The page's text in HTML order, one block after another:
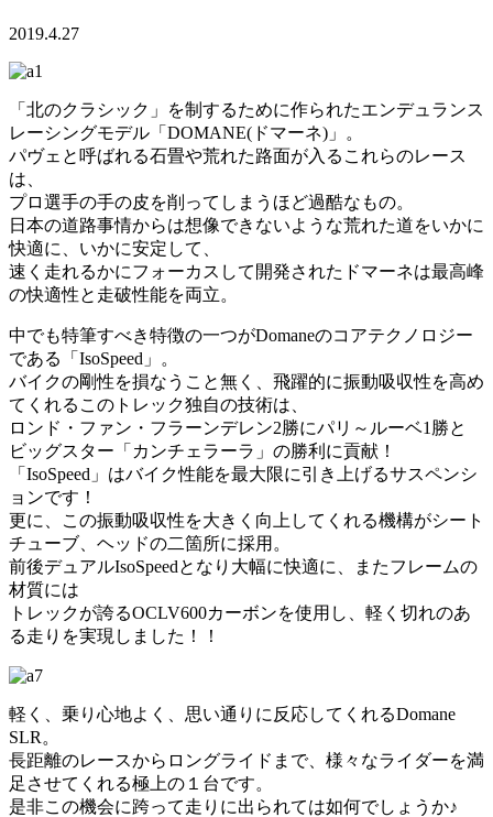
2019.4.27
「北のクラシック」を制するために作られたエンデュランス
レーシングモデル「DOMANE(ドマーネ)」。
パヴェと呼ばれる石畳や荒れた路面が入るこれらのレース
は、
プロ選手の手の皮を削ってしまうほど過酷なもの。
日本の道路事情からは想像できないような荒れた道をいかに
快適に、いかに安定して、
速く走れるかにフォーカスして開発されたドマーネは最高峰
の快適性と走破性能を両立。
中でも特筆すべき特徴の一つがDomaneのコアテクノロジー
である「IsoSpeed」。
バイクの剛性を損なうこと無く、飛躍的に振動吸収性を高め
てくれるこのトレック独自の技術は、
ロンド・ファン・フラーンデレン2勝にパリ～ルーベ1勝と
ビッグスター「カンチェラーラ」の勝利に貢献！
「IsoSpeed」はバイク性能を最大限に引き上げるサスペンシ
ョンです！
更に、この振動吸収性を大きく向上してくれる機構がシート
チューブ、ヘッドの二箇所に採用。
前後デュアルIsoSpeedとなり大幅に快適に、またフレームの
材質には
トレックが誇るOCLV600カーボンを使用し、軽く切れのあ
る走りを実現しました！！
軽く、乗り心地よく、思い通りに反応してくれるDomane
SLR。
長距離のレースからロングライドまで、様々なライダーを満
足させてくれる極上の１台です。
是非この機会に跨って走りに出られては如何でしょうか♪